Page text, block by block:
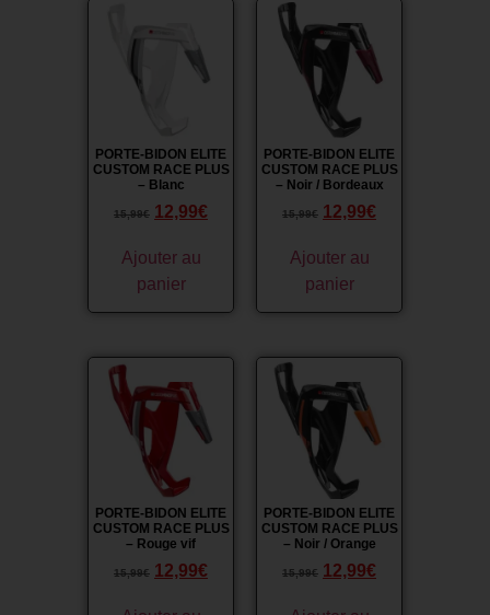
PORTE-BIDON ELITE
CUSTOM RACE PLUS
– Blanc
15,99€ 12,99€
Ajouter au
panier
PORTE-BIDON ELITE
CUSTOM RACE PLUS
– Noir / Bordeaux
15,99€ 12,99€
Ajouter au
panier
PORTE-BIDON ELITE
CUSTOM RACE PLUS
– Rouge vif
15,99€ 12,99€
PORTE-BIDON ELITE
CUSTOM RACE PLUS
– Noir / Orange
15,99€ 12,99€